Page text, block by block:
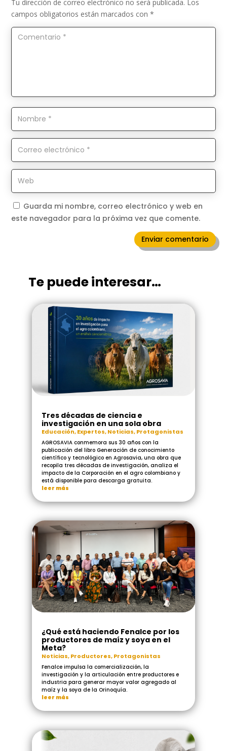
Tu dirección de correo electrónico no será publicada. Los
campos obligatorios están marcados con*
Guarda mi nombre, correo electrónico y web en
este navegador para la próxima vez que comente.
Enviar comentario
Te puede interesar…
Tres décadas de ciencia e
investigación en una sola obra
Educación,Expertos,Noticias,Protagonistas
AGROSAVIA conmemora sus 30 años con la
publicación del libro Generación de conocimiento
científico y tecnológico en Agrosavia, una obra que
recopila tres décadas de investigación, analiza el
impacto de la Corporación en el agro colombiano y
está disponible para descarga gratuita.
leer más
¿Qué está haciendo Fenalce por los
productores de maíz y soya en el
Meta?
Noticias,Productores,Protagonistas
Fenalce impulsa la comercialización, la
investigación y la articulación entre productores e
industria para generar mayor valor agregado al
maíz y la soya de la Orinoquía.
leer más